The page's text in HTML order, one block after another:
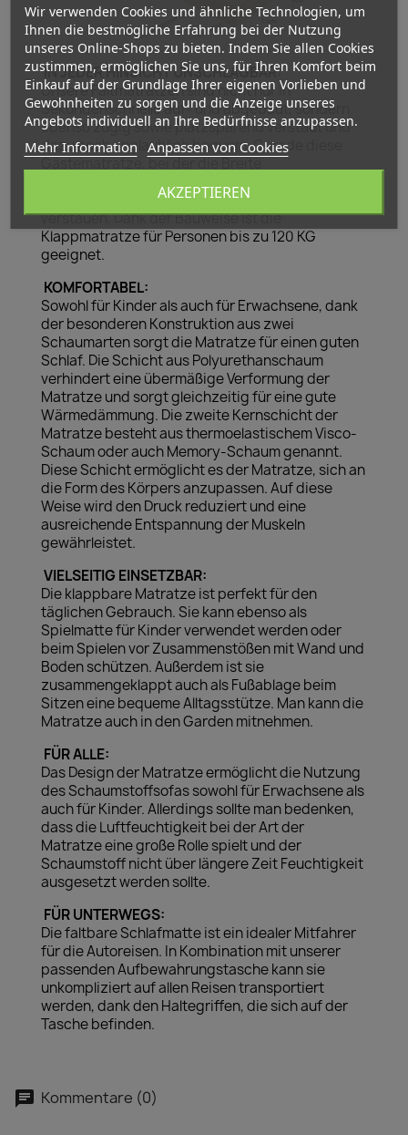
IN JEDER HINSICHT UNSCHLAGBAR:
Unsere Faltmatratzen sind nicht nur in
Sekundenschnelle auf- und abgebaut, sondern
ebenso zügig sowie platzsparend verstaut und
dazu noch unglaublich bequem. Gerade diese
Gästematratze, bei der die Breite
zusammengeklappten Zustand einfach
verstauen. Dank der Bauweise ist die
Klappmatratze für Personen bis zu 120 KG
geeignet.
KOMFORTABEL:
Sowohl für Kinder als auch für Erwachsene, dank
der besonderen Konstruktion aus zwei
Schaumarten sorgt die Matratze für einen guten
Schlaf. Die Schicht aus Polyurethanschaum
verhindert eine übermäßige Verformung der
Matratze und sorgt gleichzeitig für eine gute
Wärmedämmung. Die zweite Kernschicht der
Matratze besteht aus thermoelastischem Visco-
Schaum oder auch Memory-Schaum genannt.
Diese Schicht ermöglicht es der Matratze, sich an
die Form des Körpers anzupassen. Auf diese
Weise wird den Druck reduziert und eine
ausreichende Entspannung der Muskeln
gewährleistet.
VIELSEITIG EINSETZBAR:
Die klappbare Matratze ist perfekt für den
täglichen Gebrauch. Sie kann ebenso als
Spielmatte für Kinder verwendet werden oder
beim Spielen vor Zusammenstößen mit Wand und
Boden schützen. Außerdem ist sie
zusammengeklappt auch als Fußablage beim
Sitzen eine bequeme Alltagsstütze. Man kann die
Matratze auch in den Garden mitnehmen.
FÜR ALLE:
Das Design der Matratze ermöglicht die Nutzung
des Schaumstoffsofas sowohl für Erwachsene als
auch für Kinder. Allerdings sollte man bedenken,
dass die Luftfeuchtigkeit bei der Art der
Matratze eine große Rolle spielt und der
Schaumstoff nicht über längere Zeit Feuchtigkeit
ausgesetzt werden sollte.
FÜR UNTERWEGS:
Die faltbare Schlafmatte ist ein idealer Mitfahrer
für die Autoreisen. In Kombination mit unserer
passenden Aufbewahrungstasche kann sie
unkompliziert auf allen Reisen transportiert
werden, dank den Haltegriffen, die sich auf der
Tasche befinden.
Kommentare (0)
Wir verwenden Cookies und ähnliche Technologien, um
Ihnen die bestmögliche Erfahrung bei der Nutzung
unseres Online-Shops zu bieten. Indem Sie allen Cookies
zustimmen, ermöglichen Sie uns, für Ihren Komfort beim
Einkauf auf der Grundlage Ihrer eigenen Vorlieben und
Gewohnheiten zu sorgen und die Anzeige unseres
Angebots individuell an Ihre Bedürfnisse anzupassen.
Mehr Information Anpassen von Cookies
AKZEPTIEREN